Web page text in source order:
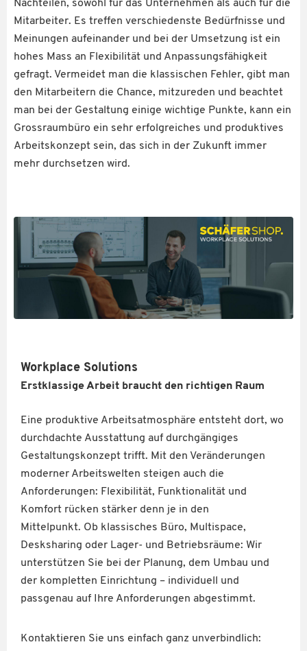
Nachteilen, sowohl für das Unternehmen als auch für die
Mitarbeiter. Es treffen verschiedenste Bedürfnisse und
Meinungen aufeinander und bei der Umsetzung ist ein
hohes Mass an Flexibilität und Anpassungsfähigkeit
gefragt. Vermeidet man die klassischen Fehler, gibt man
den Mitarbeitern die Chance, mitzureden und beachtet
man bei der Gestaltung einige wichtige Punkte, kann ein
Grossraumbüro ein sehr erfolgreiches und produktives
Arbeitskonzept sein, das sich in der Zukunft immer
mehr durchsetzen wird.
Workplace Solutions
Erstklassige Arbeit braucht den richtigen Raum
Eine produktive Arbeitsatmosphäre entsteht dort, wo
durchdachte Ausstattung auf durchgängiges
Gestaltungskonzept trifft. Mit den Veränderungen
moderner Arbeitswelten steigen auch die
Anforderungen: Flexibilität, Funktionalität und
Komfort rücken stärker denn je in den
Mittelpunkt. Ob klassisches Büro, Multispace,
Desksharing oder Lager- und Betriebsräume: Wir
unterstützen Sie bei der Planung, dem Umbau und
der kompletten Einrichtung – individuell und
passgenau auf Ihre Anforderungen abgestimmt.
Kontaktieren Sie uns einfach ganz unverbindlich: